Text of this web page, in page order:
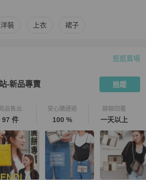
商品推薦
洋裝 上衣 裙子
家
逛逛賣場
-新品專賣 追蹤
品售出
97 件
安心購通過
100 %
聊聊回覆
一天以上